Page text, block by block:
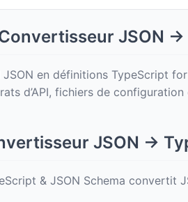
JSON
JSON en définitions TypeScript
d’API, fichiers de
JSON →
& JSON Schema convertit